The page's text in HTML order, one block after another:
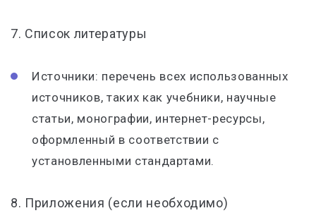
7. Список литературы
Источники: перечень всех использованных
источников, таких как учебники, научные
статьи, монографии, интернет-ресурсы,
оформленный в соответствии с
установленными стандартами.
8. Приложения (если необходимо)